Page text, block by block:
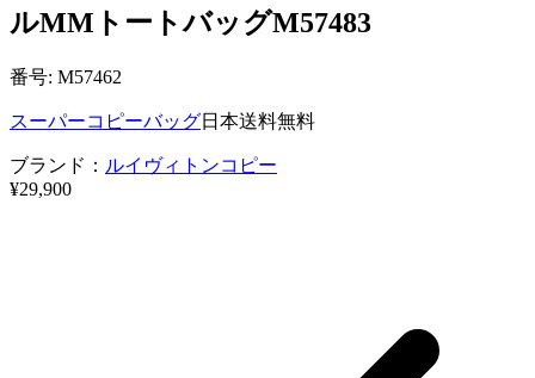
ルMMトートバッグM57483
番号: M57462
スーパーコピーバッグ日本送料無料
ブランド： ルイヴィトンコピー
¥29,900